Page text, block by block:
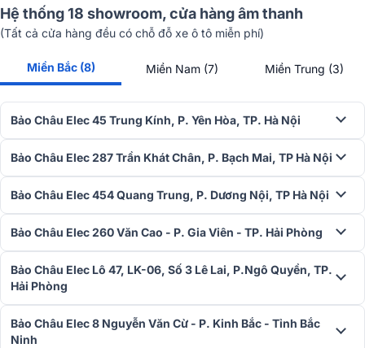
Số kênh hoạt động: 50
Dải tần số âm thanh đáp ứng: 40Hz ~ 18Hz
Thời gian sạc: khoảng 3 giờ.
nhu cầu sở hữu bộ micro không dây BBS cao cấp này có thể đặt
mua ngay tại website, goi tới hotline
hoặc tới trực tiếp
showroom gần nhất của chúng tôi để được tham quan và mua sắm.
Micro không dây hát karaoke CHÍNH
HÃNG, giá RẺ đến chuyên nghiệp, Cao
Cấp
dây khác tại Bảo Châu elec. Bán các loại
cấp chuyên nghiệp chính hãng với giá tốt
nhất dùng cho phòng hát gia đình và kinh doanh..
Hệ thống 18 showroom, cửa hàng âm thanh
(Tất cả cửa hàng đều có chỗ đỗ xe ô tô miễn phí)
Miền Bắc (8) Miền Nam (7) Miền Trung (3)
Bảo Châu Elec 45 Trung Kính, P. Yên Hòa, TP. Hà Nội
Bảo Châu Elec 287 Trần Khát Chân, P. Bạch Mai, TP Hà Nội
Bảo Châu Elec 454 Quang Trung, P. Dương Nội, TP Hà Nội
Bảo Châu Elec 260 Văn Cao - P. Gia Viên - TP. Hải Phòng
Bảo Châu Elec Lô 47, LK-06, Số 3 Lê Lai, P.Ngô Quyền, TP.
Hải Phòng
Bảo Châu Elec 8 Nguyễn Văn Cừ - P. Kinh Bắc - Tỉnh Bắc
Ninh